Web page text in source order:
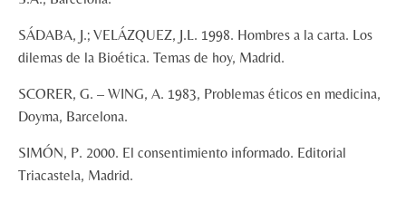
SÁDABA, J.; VELÁZQUEZ, J.L. 1998. Hombres a la carta. Los
dilemas de la Bioética. Temas de hoy, Madrid.
SCORER, G. – WING, A. 1983, Problemas éticos en medicina,
Doyma, Barcelona.
SIMÓN, P. 2000. El consentimiento informado. Editorial
Triacastela, Madrid.